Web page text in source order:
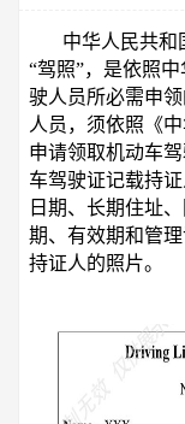
中华人民共和
“驾照”，是依照
驶人员所必需申
人员，须依照《
申请领取机动车
车驾驶证记载持
日期、长期住址
期、有效期和管
持证人的照片。